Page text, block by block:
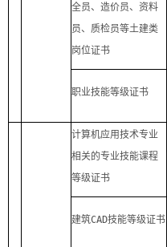
全员、造价员、资料
员、质检员等土建类
岗位证书
职业技能等级证书
计算机应用技术专业
相关的专业技能课程
等级证书
建筑CAD技能等级证书